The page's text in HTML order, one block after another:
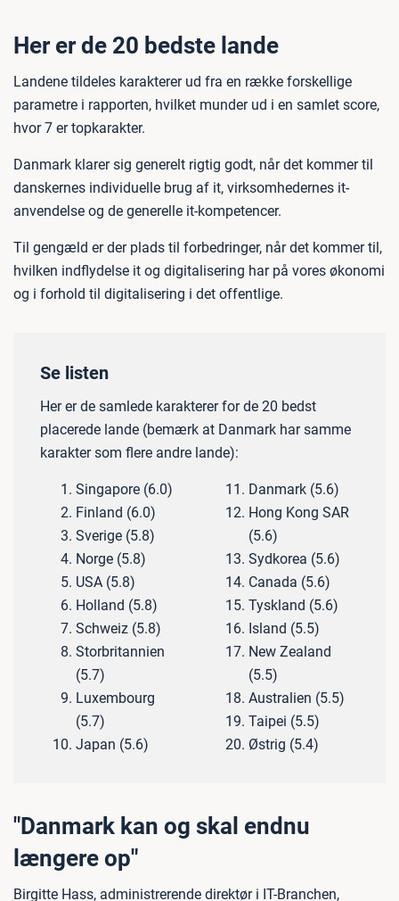
Her er de 20 bedste lande
Landene tildeles karakterer ud fra en række forskellige
parametre i rapporten, hvilket munder ud i en samlet score,
hvor 7 er topkarakter.
Danmark klarer sig generelt rigtig godt, når det kommer til
danskernes individuelle brug af it, virksomhedernes it-
anvendelse og de generelle it-kompetencer.
Til gengæld er der plads til forbedringer, når det kommer til,
hvilken indflydelse it og digitalisering har på vores økonomi
og i forhold til digitalisering i det offentlige.
Se listen
Her er de samlede karakterer for de 20 bedst
placerede lande (bemærk at Danmark har samme
karakter som flere andre lande):
Singapore (6.0)
Finland (6.0)
Sverige (5.8)
Norge (5.8)
USA (5.8)
Holland (5.8)
Schweiz (5.8)
Storbritannien
(5.7)
Luxembourg
(5.7)
Japan (5.6)
Danmark (5.6)
Hong Kong SAR
(5.6)
Sydkorea (5.6)
Canada (5.6)
Tyskland (5.6)
Island (5.5)
New Zealand
(5.5)
Australien (5.5)
Taipei (5.5)
Østrig (5.4)
"Danmark kan og skal endnu
længere op"
Birgitte Hass, administrerende direktør i IT-Branchen,